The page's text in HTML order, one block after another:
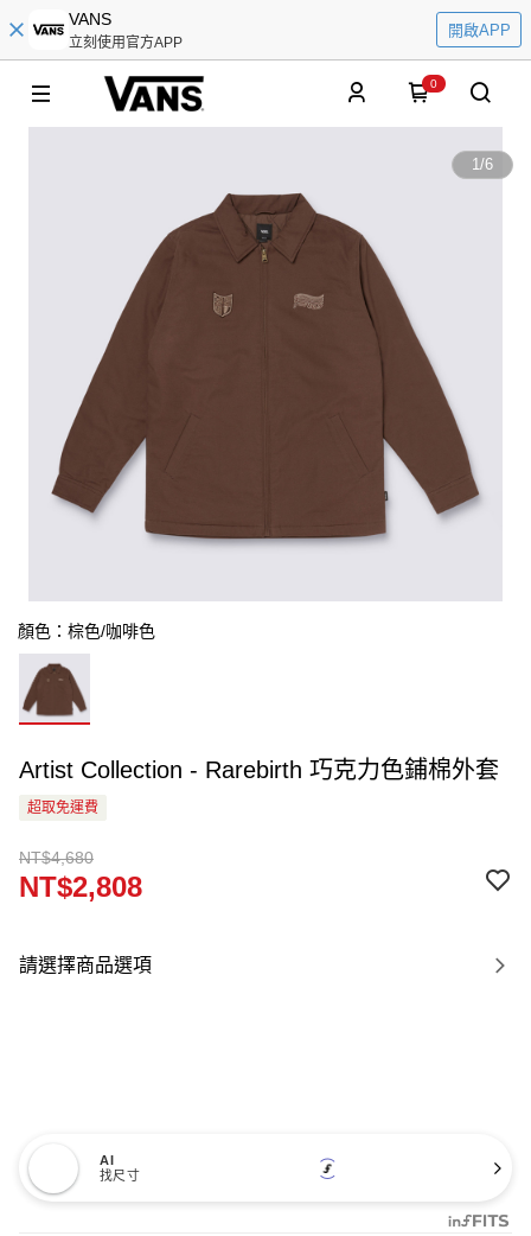
VANS
立刻使用官方APP
開啟APP
0
1/6
顏色：棕色/咖啡色
Artist Collection - Rarebirth 巧克力色鋪棉外套
超取免運費
NT$4,680
NT$2,808
請選擇商品選項
AI
找尺寸